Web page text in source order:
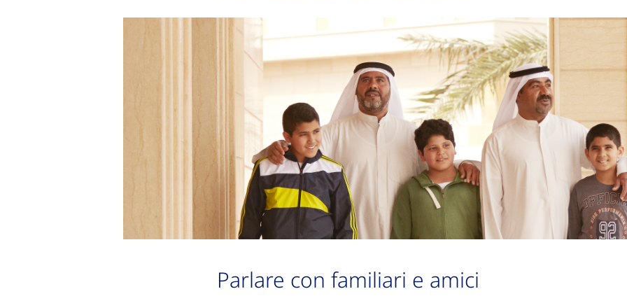
Parlare con familiari e amici